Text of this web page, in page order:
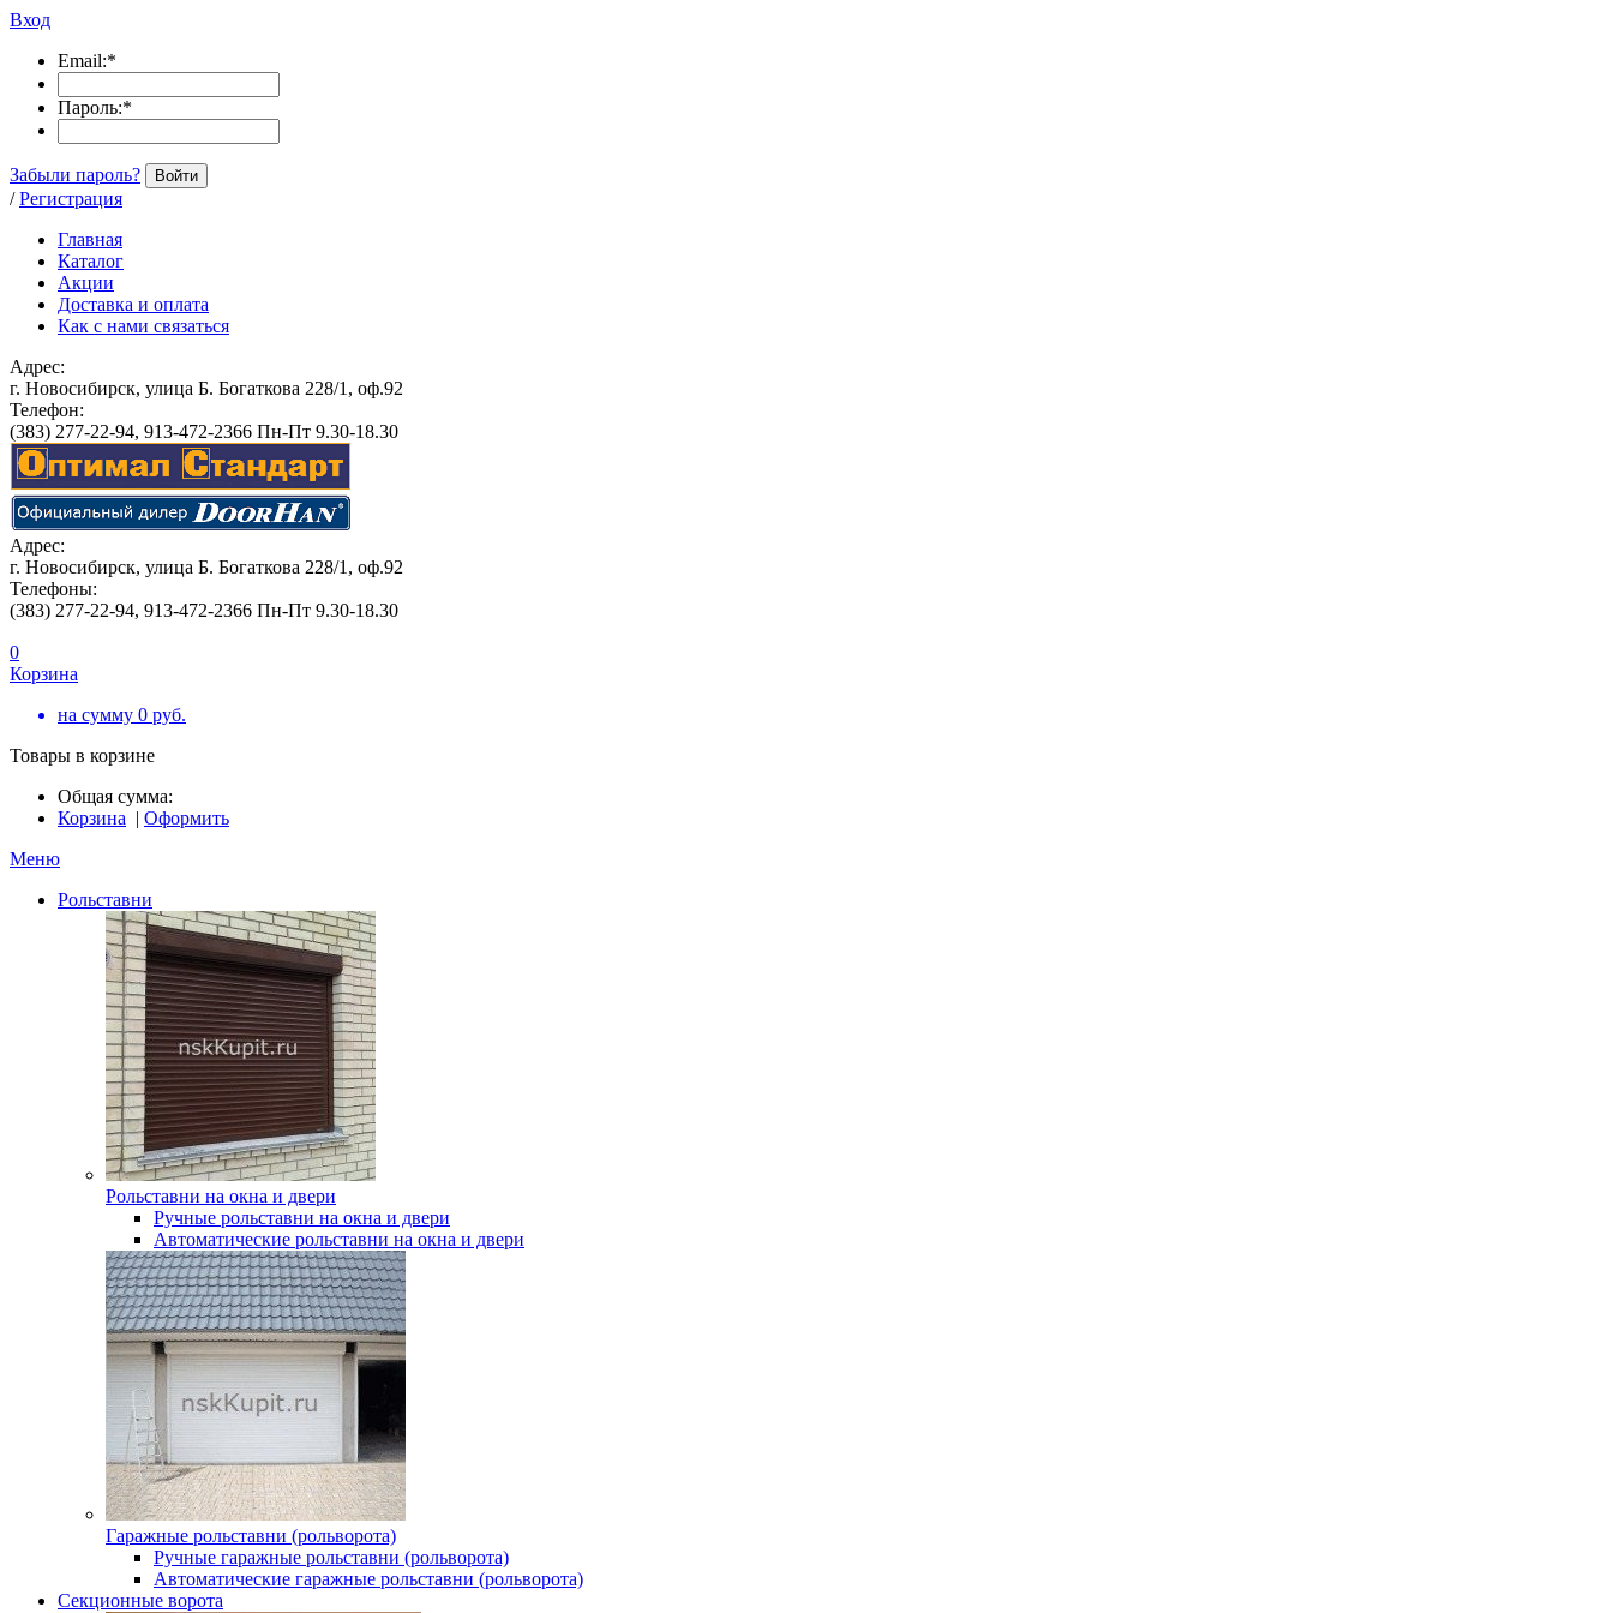
Вход
Email:*
Пароль:*
Забыли пароль? Войти
/ Регистрация
Главная
Каталог
Акции
Доставка и оплата
Как с нами связаться
Адрес:
г. Новосибирск, улица Б. Богаткова 228/1, оф.92
Телефон:
(383) 277-22-94, 913-472-2366 Пн-Пт 9.30-18.30
Адрес:
г. Новосибирск, улица Б. Богаткова 228/1, оф.92
Телефоны:
(383) 277-22-94, 913-472-2366 Пн-Пт 9.30-18.30
0
Корзина
на сумму 0 руб.
Товары в корзине
Общая сумма:
Корзина | Оформить
Меню
Рольставни
Рольставни на окна и двери
Ручные рольставни на окна и двери
Автоматические рольставни на окна и двери
Гаражные рольставни (рольворота)
Ручные гаражные рольставни (рольворота)
Автоматические гаражные рольставни (рольворота)
Секционные ворота